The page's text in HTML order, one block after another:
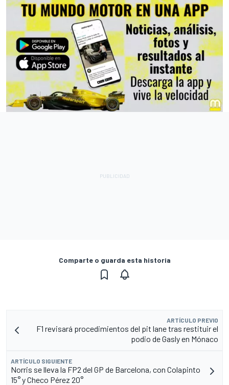
Comparte o guarda esta historia
ARTÍCULO PREVIO
F1 revisará procedimientos del pit lane tras restituir el
podio de Gasly en Mónaco
ARTÍCULO SIGUIENTE
Norris se lleva la FP2 del GP de Barcelona, con Colapinto
15° y Checo Pérez 20°